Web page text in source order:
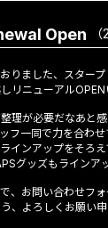
Open
りました、スター
リニューアルOPEN
理が必要だなあと感
フ一同で力を合わせ
インアップをそろ
グッズもラインア
、お問い合わせフォ
、よろしくお願い申